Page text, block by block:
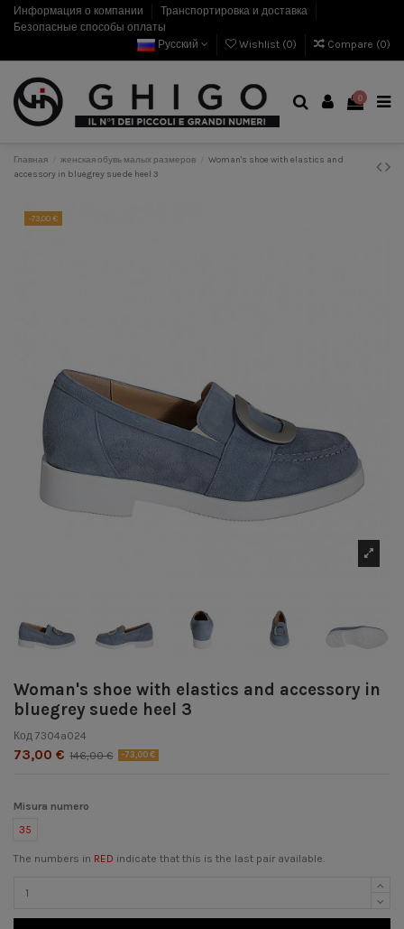
Информация о компании
Транспортировка и доставка
Безопасные способы оплаты
Русский
Wishlist (0) Compare (0)
0
Главная женская обувь малых размеров
Woman's shoe with elastics and
accessory in bluegrey suede heel 3
-73,00 €
Woman's shoe with elastics and accessory in
bluegrey suede heel 3
Код 7304a024
73,00 € 146,00 € -73,00 €
Misura numero
35
The numbers in RED indicate that this is the last pair available.